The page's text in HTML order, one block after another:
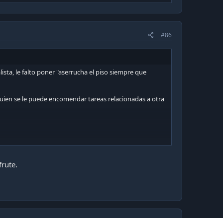
#86
le falto poner "aserrucha el piso siempre que
se le puede encomendar tareas relacionadas a otra
por eso seas un buen trabajador, las habilidades
el dinero en trabajos donde el trato no es bueno,